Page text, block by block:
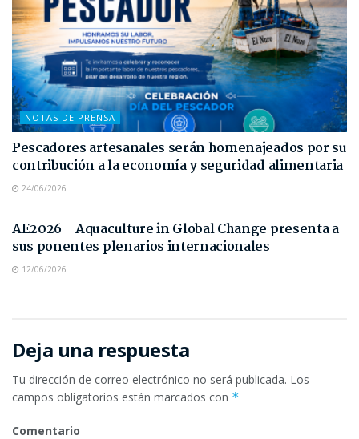
NOTAS DE PRENSA
Pescadores artesanales serán homenajeados por su
contribución a la economía y seguridad alimentaria
24/06/2026
AE2026 – Aquaculture in Global Change presenta a
sus ponentes plenarios internacionales
12/06/2026
Deja una respuesta
Tu dirección de correo electrónico no será publicada. Los
campos obligatorios están marcados con *
Comentario